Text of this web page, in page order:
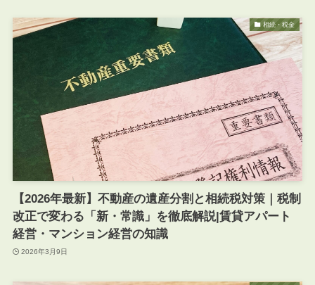
相続・税金
【2026年最新】不動産の遺産分割と相続税対策｜税制
改正で変わる「新・常識」を徹底解説|賃貸アパート
経営・マンション経営の知識
2026年3月9日